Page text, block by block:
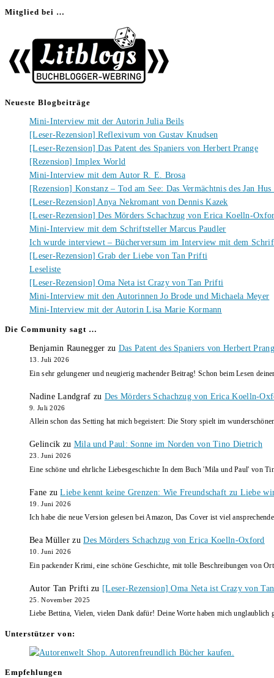
Mitglied bei …
Neueste Blogbeiträge
Mini-Interview mit der Autorin Julia Beils
[Leser-Rezension] Reflexivum von Gustav Knudsen
[Leser-Rezension] Das Patent des Spaniers von Herbert Prange
[Rezension] Implex World
Mini-Interview mit dem Autor R. E. Brosa
[Rezension] Konstanz – Tod am See: Das Vermächtnis des Jan
[Leser-Rezension] Anya Nekromant von Dennis Kazek
[Leser-Rezension] Des Mörders Schachzug von Erica Koelln-
Mini-Interview mit dem Schriftsteller Marcus Paudler
Ich wurde interviewt – Bücherversum im Interview mit dem
[Leser-Rezension] Grab der Liebe von Tan Prifti
Leseliste
[Leser-Rezension] Oma Neta ist Crazy von Tan Prifti
Mini-Interview mit den Autorinnen Jo Brode und Michaela Meyer
Mini-Interview mit der Autorin Lisa Marie Kormann
Die Community sagt …
Benjamin Raunegger zu Das Patent des Spaniers von Herbert
13. Juli 2026
Ein sehr gelungener und neugierig machender Beitrag! Schon beim Lesen
Nadine Landgraf zu Des Mörders Schachzug von Erica Koelln-
9. Juli 2026
Allein schon das Setting hat mich begeistert: Die Story spielt im
Gelincik zu Mila und Paul: Sonne im Norden von Tino Dietrich
23. Juni 2026
Eine schöne und ehrliche Liebesgeschichte In dem Buch 'Mila und Paul' von
Fane zuLiebe kennt keine Grenzen: Wie Freundschaft zu Liebe
19. Juni 2026
Ich habe die neue Version gelesen bei Amazon, Das Cover ist viel
Bea Müller zuDes Mörders Schachzug von Erica Koelln-Oxford
10. Juni 2026
Ein packender Krimi, eine schöne Geschichte, mit tolle Beschreibungen von
Autor Tan Prifti zu [Leser-Rezension] Oma Neta ist Crazy von
25. November 2025
Liebe Bettina, Vielen, vielen Dank dafür! Deine Worte haben mich unglaublich
Unterstützer von:
Empfehlungen